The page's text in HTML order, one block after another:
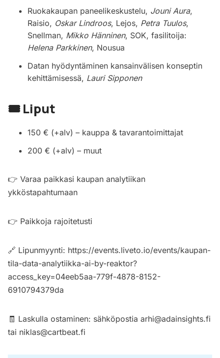
Ruokakaupan paneelikeskustelu, Jouni Aura,
Raisio, Oskar Lindroos, Lejos, Petra Tuulos,
Snellman, Mikko Hänninen, SOK, fasilitoija:
Helena Parkkinen, Nousua
Datan hyödyntäminen kansainvälisen konseptin
kehittämisessä, Lauri Sipponen
🎟 Liput
150 € (+alv) – kauppa & tavarantoimittajat
200 € (+alv) – muut
👉 Varaa paikkasi kaupan analytiikan
ykköstapahtumaan
👉 Paikkoja rajoitetusti
🔗 Lipunmyynti: https://events.liveto.io/events/kaupan-
tila-data-analytiikka-ai-by-reaktor?
access_key=04eeb5aa-779f-4878-8152-
6910794379da
🧾 Laskulla ostaminen: sähköpostia arhi@adainsights.fi
tai niklas@cartbeat.fi